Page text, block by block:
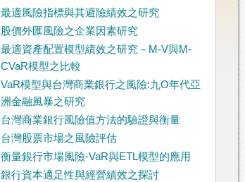
最適風險指標與其避險績效之研究
股價外匯風險之企業因素研究
最適資產配置模型績效之研究－M-V與M-
CVaR模型之比較
VaR模型與台灣商業銀行之風險:九O年代亞
洲金融風暴之研究
台灣商業銀行風險值方法的驗證與衡量
台灣股票市場之風險評估
衡量銀行市場風險-VaR與ETL模型的應用
銀行資本適足性與經營績效之探討